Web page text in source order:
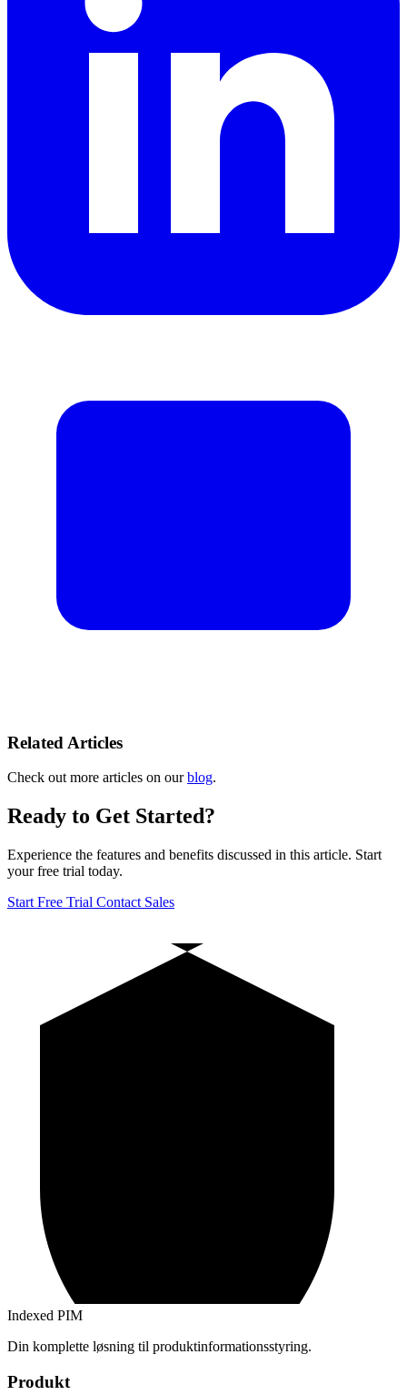
Related Articles
Check out more articles on ourblog.
Ready to Get Started?
Experience the features and benefits discussed in this article. Start
your free trial today.
Start Free Trial Contact Sales
Indexed PIM
Din komplette løsning til produktinformationsstyring.
Produkt